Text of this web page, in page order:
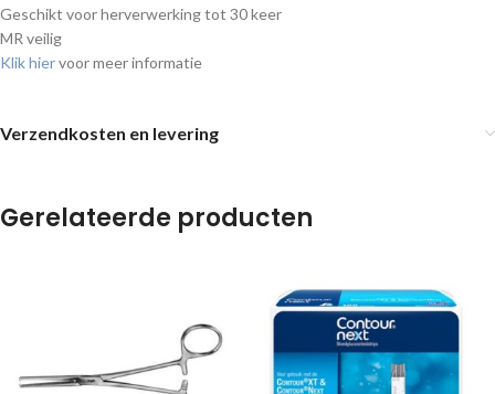
Geschikt voor herverwerking tot 30 keer
MR veilig
Klik hiervoor meer informatie
Verzendkosten en levering
Gerelateerde producten